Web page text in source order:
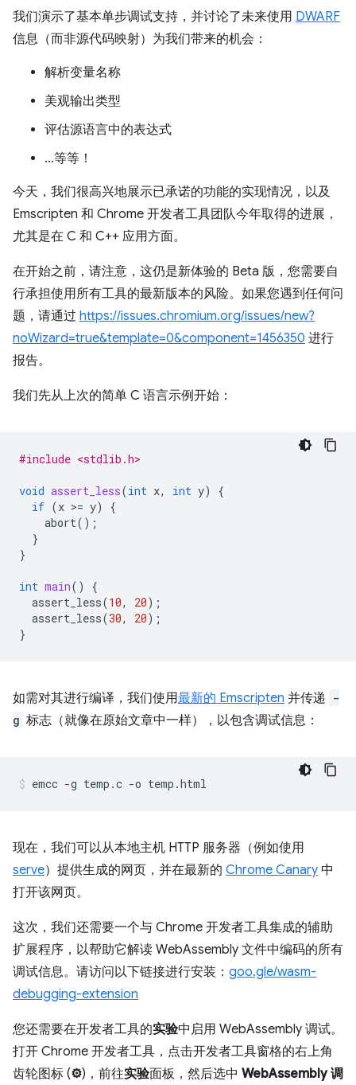
我们演示了基本单步调试支持，并讨论了未来使用 DWARF
信息（而非源代码映射）为我们带来的机会：
解析变量名称
美观输出类型
评估源语言中的表达式
…等等！
今天，我们很高兴地展示已承诺的功能的实现情况，以及
Emscripten 和 Chrome 开发者工具团队今年取得的进展，
尤其是在 C 和 C++ 应用方面。
在开始之前，请注意，这仍是新体验的 Beta 版，您需要自
行承担使用所有工具的最新版本的风险。如果您遇到任何问
题，请通过 https://issues.chromium.org/issues/new?
noWizard=true&template=0&component=1456350 进行
报告。
我们先从上次的简单 C 语言示例开始：
#include <stdlib.h>
void assert_less(int x, int y)
{
if (x >= y)
{
abort();
}
}
int main()
{
assert_less(10, 20);
assert_less(30, 20);
}
如需对其进行编译，我们使用最新的 Emscripten 并传递 -
g 标志（就像在原始文章中一样），以包含调试信息：
现在，我们可以从本地主机 HTTP 服务器（例如使用
serve）提供生成的网页，并在最新的 Chrome Canary 中
打开该网页。
这次，我们还需要一个与 Chrome 开发者工具集成的辅助
扩展程序，以帮助它解读 WebAssembly 文件中编码的所有
调试信息。请访问以下链接进行安装： goo.gle/wasm-
debugging-extension
您还需要在开发者工具的实验中启用 WebAssembly 调试。
打开 Chrome 开发者工具，点击开发者工具窗格的右上角
齿轮图标 (⚙)，前往实验面板，然后选中 WebAssembly 调